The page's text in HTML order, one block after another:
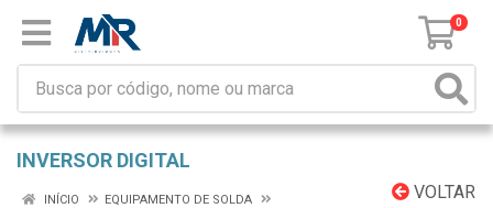
0
INVERSOR DIGITAL
VOLTAR
INÍCIO
EQUIPAMENTO DE SOLDA